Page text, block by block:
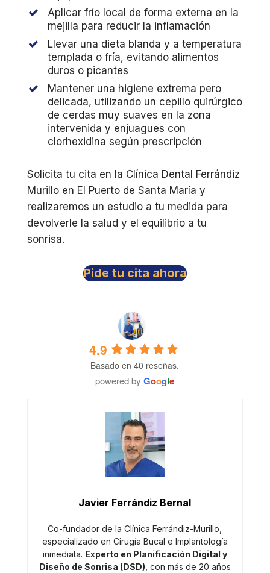
Aplicar frío local de forma externa en la
mejilla para reducir la inflamación
Llevar una dieta blanda y a temperatura
templada o fría, evitando alimentos
duros o picantes
Mantener una higiene extrema pero
delicada, utilizando un cepillo quirúrgico
de cerdas muy suaves en la zona
intervenida y enjuagues con
clorhexidina según prescripción
Solicita tu cita en la Clínica Dental Ferrándiz
Murillo en El Puerto de Santa María y
realizaremos un estudio a tu medida para
devolverle la salud y el equilibrio a tu
sonrisa.
Pide tu cita ahora
4.9
Basado en 40 reseñas.
powered byGoogle
Javier Ferrándiz Bernal
Co-fundador de la Clínica Ferrándiz-Murillo,
especializado en Cirugía Bucal e Implantología
inmediata. Experto en Planificación Digital y
Diseño de Sonrisa (DSD), con más de 20 años